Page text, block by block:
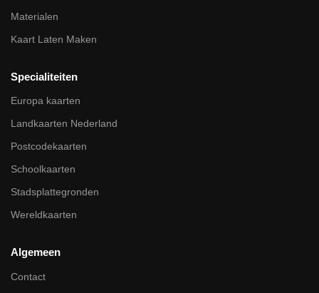
Materialen
Kaart Laten Maken
Specialiteiten
Europa kaarten
Landkaarten Nederland
Postcodekaarten
Schoolkaarten
Stadsplattegronden
Wereldkaarten
Algemeen
Contact